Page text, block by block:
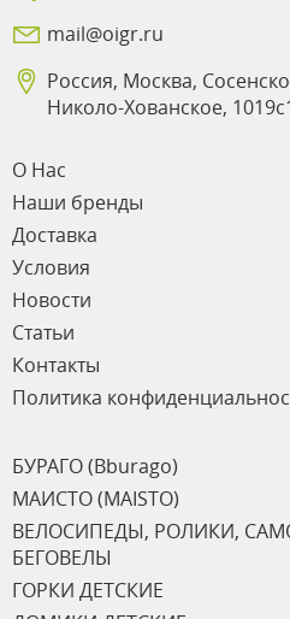
mail@oigr.ru
Россия, Москва,
Николо-Хованское,
О Нас
Наши бренды
Доставка
Условия
Новости
Статьи
Контакты
Политика
БУРАГО (Bburago)
МАИСТО (MAISTO)
ВЕЛОСИПЕДЫ, РОЛИКИ,
БЕГОВЕЛЫ
ГОРКИ ДЕТСКИЕ